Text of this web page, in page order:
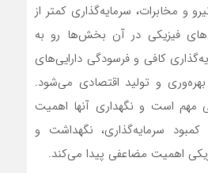
و مخابرات، سرمایه‌گذاری کمتر از
فیزیکی در آن بخش‌ها رو به
کافی و فرسودگی دارایی‌های
و تولید اقتصادی می‌شود.
مهم است و نگهداری آنها اهمیت
سرمایه‌گذاری، نگهداشت و
اهمیت مضاعفی پیدا می‌کند.